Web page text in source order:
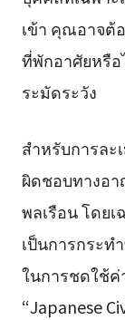
เข้า คุณอาจต้
ที่พักอาศัยหรื
ระมัดระวัง
สำหรับการล
ผิดชอบทางอ
พลเรือน โดย
เป็นการกระ
ในการชดใช้ค่
“Japanese